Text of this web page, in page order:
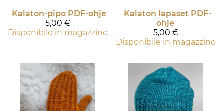
Kalaton-pipo PDF-ohje
5,00 €
Disponibile in magazzino
Kalaton lapaset PDF-
ohje
5,00 €
Disponibile in magazzino